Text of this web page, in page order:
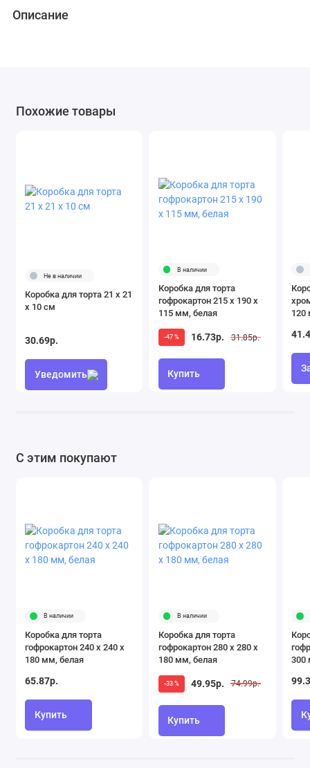
Описание
Похожие товары
Не в наличии
Коробка для торта 21 х 21
х 10 см
30.69р.
Уведомить
В наличии
Коробка для торта
гофрокартон 215 х 190 х
115 мм, белая
-47 % 16.73р. 31.85р.
Купить
120
С этим покупают
В наличии
Коробка для торта
гофрокартон 240 х 240 х
180 мм, белая
65.87р.
Купить
В наличии
Коробка для торта
гофрокартон 280 х 280 х
180 мм, белая
-33 % 49.95р. 74.99р.
Купить
300